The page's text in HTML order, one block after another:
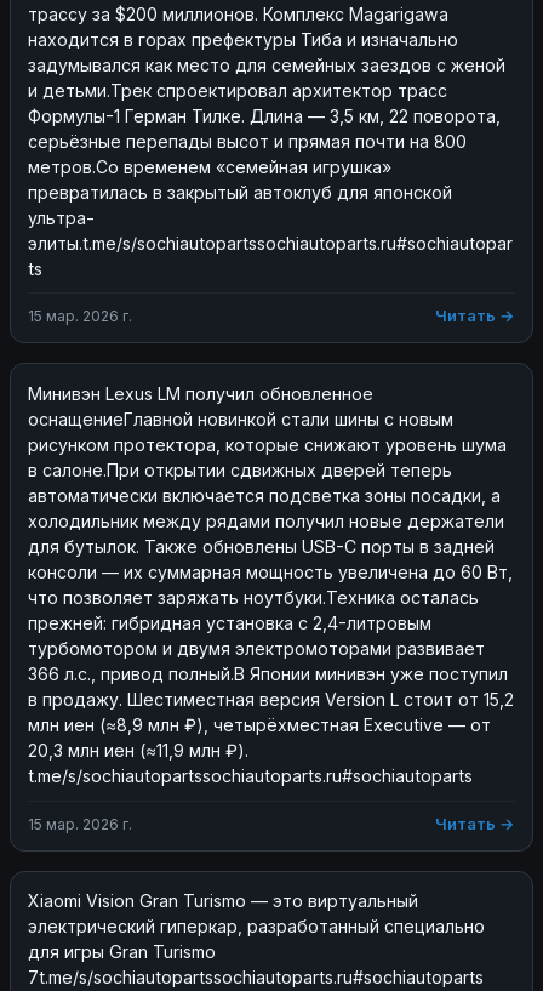
трассу за $200 миллионов. Комплекс Magarigawa
находится в горах префектуры Тиба и изначально
задумывался как место для семейных заездов с женой
и детьми.Трек спроектировал архитектор трасс
Формулы-1 Герман Тилке. Длина — 3,5 км, 22 поворота,
серьёзные перепады высот и прямая почти на 800
метров.Со временем «семейная игрушка»
превратилась в закрытый автоклуб для японской
ультра-
элиты.t.me/s/sochiautopartssochiautoparts.ru#sochiautopar
ts
15 мар. 2026 г. Читать →
Минивэн Lexus LM получил обновленное
оснащениеГлавной новинкой стали шины с новым
рисунком протектора, которые снижают уровень шума
в салоне.При открытии сдвижных дверей теперь
автоматически включается подсветка зоны посадки, а
холодильник между рядами получил новые держатели
для бутылок. Также обновлены USB-C порты в задней
консоли — их суммарная мощность увеличена до 60 Вт,
что позволяет заряжать ноутбуки.Техника осталась
прежней: гибридная установка с 2,4-литровым
турбомотором и двумя электромоторами развивает
366 л.с., привод полный.В Японии минивэн уже поступил
в продажу. Шестиместная версия Version L стоит от 15,2
млн иен (≈8,9 млн ₽), четырёхместная Executive — от
20,3 млн иен (≈11,9 млн ₽).
t.me/s/sochiautopartssochiautoparts.ru#sochiautoparts
15 мар. 2026 г. Читать →
Xiaomi Vision Gran Turismo — это виртуальный
электрический гиперкар, разработанный специально
для игры Gran Turismo
7t.me/s/sochiautopartssochiautoparts.ru#sochiautoparts